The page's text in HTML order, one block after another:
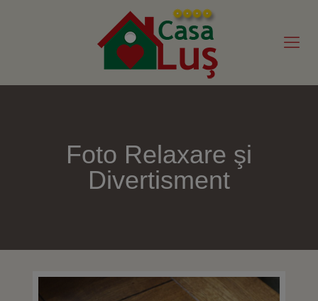
Foto Relaxare şi
Divertisment